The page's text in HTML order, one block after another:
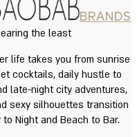
BRANDS
the least
life takes you from sunrise
cocktails, daily hustle to
late-night city adventures,
sexy silhouettes transition
Night and Beach to Bar.